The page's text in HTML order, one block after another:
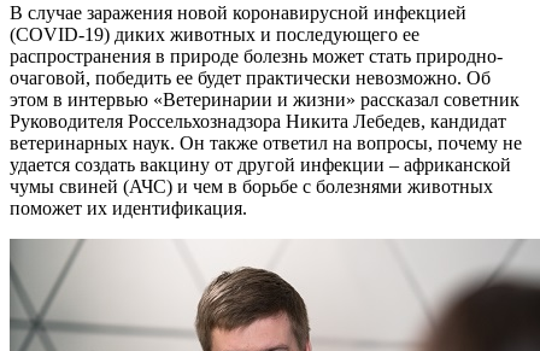
В случае заражения новой коронавирусной инфекцией
(COVID-19) диких животных и последующего ее
распространения в природе болезнь может стать природно-
очаговой, победить ее будет практически невозможно. Об
этом в интервью «Ветеринарии и жизни» рассказал советник
Руководителя Россельхознадзора Никита Лебедев, кандидат
ветеринарных наук. Он также ответил на вопросы, почему не
удается создать вакцину от другой инфекции – африканской
чумы свиней (АЧС) и чем в борьбе с болезнями животных
поможет их идентификация.